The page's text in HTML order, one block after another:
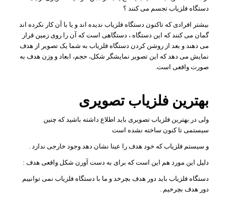
دستگاه فلزیاب تجسم می کنند ؟
بیشتر افرادی که تاکنون دستگاه فلزیاب ندیده اند و یا با آن کار نکرده اند
گمان می کنند که این دستگاه ، دستگاهی است که آن را روی زمین قرار
می دهند و بعد از روشن کردن دستگاه فلزیاب به شما یک تصویر از هدف
نمایش می دهد که این تصویر نمایشگر شکل، حجم، ابعاد و وزن هدف به
صورت واقعی است.
بهترین فلزیاب تصویری
ولی در بهترین فلزیاب تصویری باید اطلاع داشته باشید که چنین
سیستمی تا کنون ساخته نشده است
و سیستم فلزیاب که خود هدف را عینا نشان دهد وجود خارجی ندارد .
دلیل این مورد هم این است که برای به دست آورن شکل واقعی هدف :
دستگاه فلزیاب باید دور هدف بچرخد و ما با دستگاه فلزیاب نمی توانییم
دور هدف بچرخیم .